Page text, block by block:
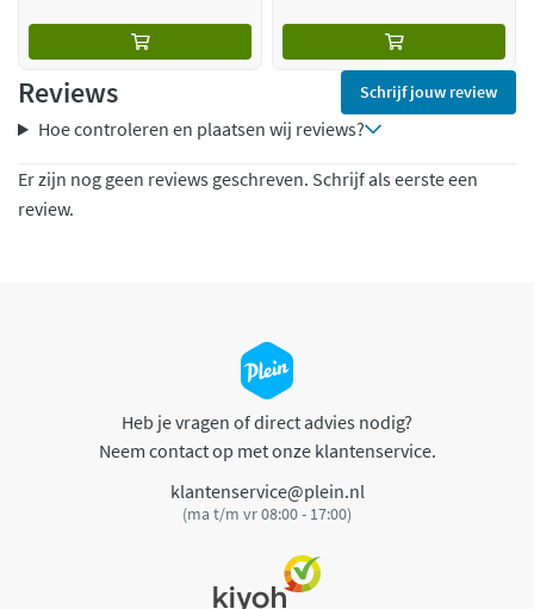
Reviews Schrijf jouw review
Hoe controleren en plaatsen wij reviews?
Er zijn nog geen reviews geschreven. Schrijf als eerste een
review.
Heb je vragen of direct advies nodig?
Neem contact op met onze klantenservice.
klantenservice@plein.nl
(ma t/m vr 08:00 - 17:00)